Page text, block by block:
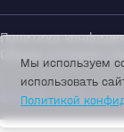
Политика
Общие условия
© 2002—2026
Мы используем
использовать
Политикой